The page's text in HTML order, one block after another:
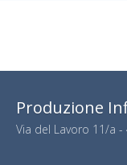
Produzione
Via del Lavoro 11/a